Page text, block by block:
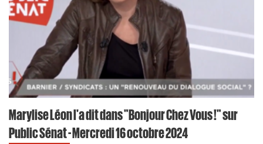
Marylise Léon l'a dit dans "Bonjour Chez Vous !" sur
Public Sénat - Mercredi 16 octobre 2024